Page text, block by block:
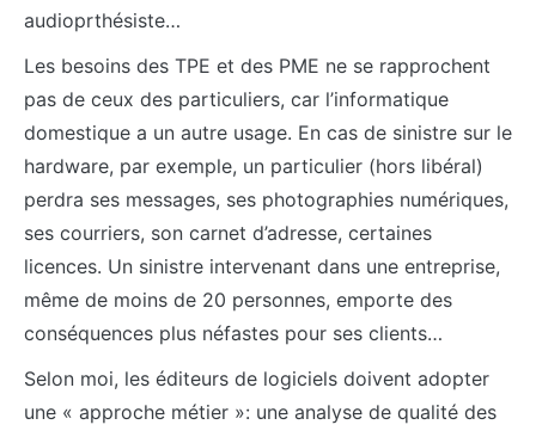
audioprthésiste…
Les besoins des TPE et des PME ne se rapprochent
pas de ceux des particuliers, car l’informatique
domestique a un autre usage. En cas de sinistre sur le
hardware, par exemple, un particulier (hors libéral)
perdra ses messages, ses photographies numériques,
ses courriers, son carnet d’adresse, certaines
licences. Un sinistre intervenant dans une entreprise,
même de moins de 20 personnes, emporte des
conséquences plus néfastes pour ses clients…
Selon moi, les éditeurs de logiciels doivent adopter
une « approche métier »: une analyse de qualité des